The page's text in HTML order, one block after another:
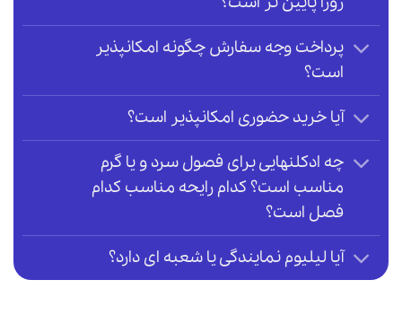
پرداخت وجه سفارش چگونه امکانپذیر
است؟
آیا خرید حضوری امکانپذیر است؟
چه ادکلنهایی برای فصول سرد و یا گرم
مناسب است؟ کدام رایحه مناسب کدام
فصل است؟
آیا لیلیوم نمایندگی یا شعبه ای دارد؟